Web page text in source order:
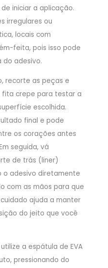
iniciar a aplicação.
irregulares ou
locais com
feita, pois isso pode
do adesivo.
recorte as peças e
fita crepe para testar a
escolhida.
final e pode
os corações antes
seguida, vá
de trás (liner)
o adesivo diretamente
com as mãos para que
ajuda a manter
do jeito que você
a espátula de EVA
pressionando do